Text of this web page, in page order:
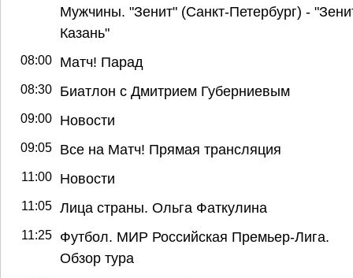
Мужчины. "Зенит" (Санкт-Петербург) -
Казань"
08:00 Матч! Парад
08:30 Биатлон с Дмитрием Губерниевым
09:00 Новости
09:05 Все на Матч! Прямая трансляция
11:00 Новости
11:05 Лица страны. Ольга Фаткулина
11:25
Футбол. МИР Российская Премьер-Лига.
Обзор тура